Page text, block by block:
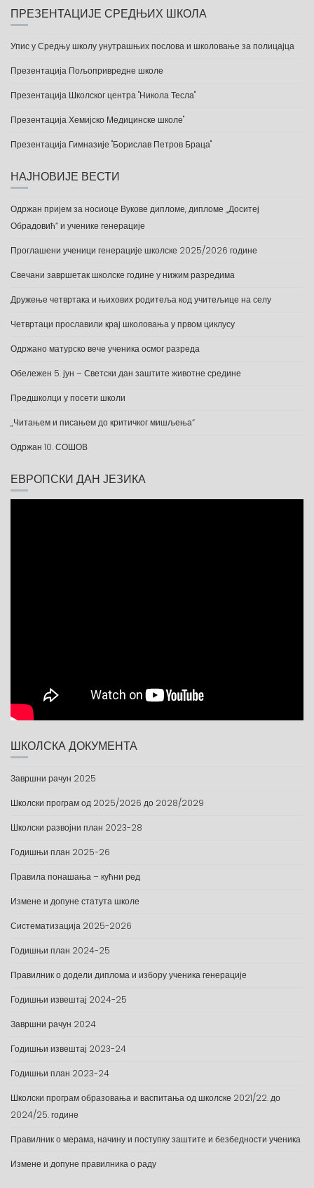
ПРЕЗЕНТАЦИЈЕ СРЕДЊИХ ШКОЛА
Упис у Средњу школу унутрашњих послова и школовање за полицајца
Презентација Пољопривредне школе
Презентација Школског центра "Никола Тесла"
Презентација Хемијско Медицинске школе"
Презентација Гимназије "Борислав Петров Браца"
НАЈНОВИЈЕ ВЕСТИ
Одржан пријем за носиоце Вукове дипломе, дипломе „Доситеј
Обрадовић“ и ученике генерације
Проглашени ученици генерације школске 2025/2026 године
Свечани завршетак школске године у нижим разредима
Дружење четвртака и њихових родитеља код учитељице на селу
Четвртаци прославили крај школовања у првом циклусу
Одржано матурско вече ученика осмог разреда
Обележен 5. јун – Светски дан заштите животне средине
Предшколци у посети школи
„Читањем и писањем до критичког мишљења“
Одржан 10. СОШОВ
ЕВРОПСКИ ДАН ЈЕЗИКА
ШКОЛСКА ДОКУМЕНТА
Завршни рачун 2025
Школски програм од 2025/2026 до 2028/2029
Школски развојни план 2023-28
Годишњи план 2025-26
Правила понашања – кућни ред
Измене и допуне статута школе
Систематизација 2025-2026
Годишњи план 2024-25
Правилник о додели диплома и избору ученика генерације
Годишњи извештај 2024-25
Завршни рачун 2024
Годишњи извештај 2023-24
Годишњи план 2023-24
Школски програм образовања и васпитања од школске 2021/22. до
2024/25. године
Правилник о мерама, начину и поступку заштите и безбедности ученика
Измене и допуне правилника о раду